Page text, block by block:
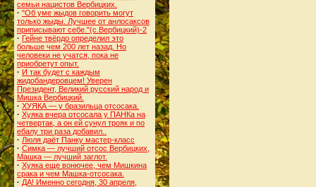
семьи нацистов Вербицких.
· "Об уме жыдов говорить могут
только жыды. Лучшее от анлосаксов
приписывают себе."(с.Вербицкий)-2
· Гейне твёрдо определил это
больше чем 200 лет назад. Но
человеки не учатся, пока не
приобретут опыт.
· И так будет с каждым
жидобандеровцем! Уверен
Президент, Великий русский народ и
Мишка Вербицкий.
· ХУЯКА — у бразильца отсосака.
· Хуяка вчера отсосала у ПАНКа на
четвертак, а он ей сунул трояк и по
ебалу три раза добавил..
· Люля даёт Панку мастер-класс
· Симка — лучший отсос Вербицких,
Машка — лучший заглот.
· Хуяка еще вонючее, чем Мишкина
срака и чем Машка-отсосака.
· ДА! Именно сегодня, 30 апреля,